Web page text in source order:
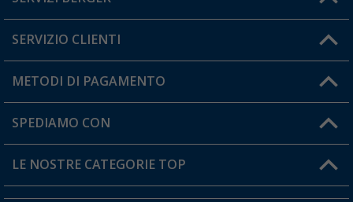
Diventare rivenditori
Il mio Account
Carta fedeltà Berger
SERVIZIO CLIENTI
Informazioni sulla spedizione
Resi
FAQ e Contatti
METODI DI PAGAMENTO
SPEDIAMO CON
LE NOSTRE CATEGORIE TOP